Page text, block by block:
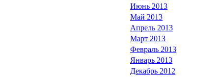
Июнь 2013
Май 2013
Апрель 2013
Март 2013
Февраль 2013
Январь 2013
Декабрь 2012